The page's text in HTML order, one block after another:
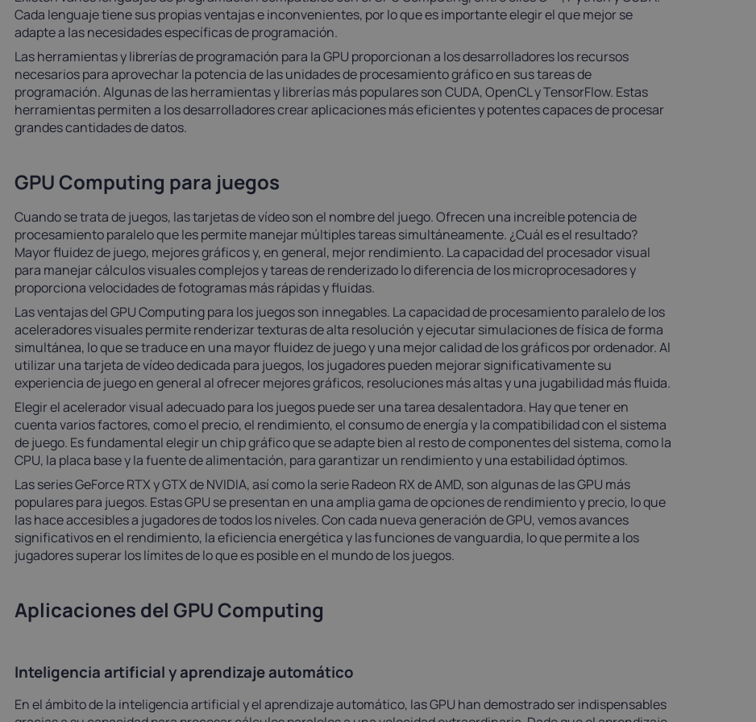
Cada lenguaje tiene sus propias ventajas e inconvenientes, por lo que es importante elegir el que mejor se
adapte a las necesidades específicas de programación.
Las herramientas y librerías de programación para la GPU proporcionan a los desarrolladores los recursos
necesarios para aprovechar la potencia de las unidades de procesamiento gráfico en sus tareas de
programación. Algunas de las herramientas y librerías más populares son CUDA, OpenCL y TensorFlow. Estas
herramientas permiten a los desarrolladores crear aplicaciones más eficientes y potentes capaces de procesar
grandes cantidades de datos.
GPU Computing para juegos
Cuando se trata de juegos, las tarjetas de vídeo son el nombre del juego. Ofrecen una increíble potencia de
procesamiento paralelo que les permite manejar múltiples tareas simultáneamente. ¿Cuál es el resultado?
Mayor fluidez de juego, mejores gráficos y, en general, mejor rendimiento. La capacidad del procesador visual
para manejar cálculos visuales complejos y tareas de renderizado lo diferencia de los microprocesadores y
proporciona velocidades de fotogramas más rápidas y fluidas.
Las ventajas del GPU Computing para los juegos son innegables. La capacidad de procesamiento paralelo de los
aceleradores visuales permite renderizar texturas de alta resolución y ejecutar simulaciones de física de forma
simultánea, lo que se traduce en una mayor fluidez de juego y una mejor calidad de los gráficos por ordenador. Al
utilizar una tarjeta de vídeo dedicada para juegos, los jugadores pueden mejorar significativamente su
experiencia de juego en general al ofrecer mejores gráficos, resoluciones más altas y una jugabilidad más fluida.
Elegir el acelerador visual adecuado para los juegos puede ser una tarea desalentadora. Hay que tener en
cuenta varios factores, como el precio, el rendimiento, el consumo de energía y la compatibilidad con el sistema
de juego. Es fundamental elegir un chip gráfico que se adapte bien al resto de componentes del sistema, como la
CPU, la placa base y la fuente de alimentación, para garantizar un rendimiento y una estabilidad óptimos.
Las series GeForce RTX y GTX de NVIDIA, así como la serie Radeon RX de AMD, son algunas de las GPU más
populares para juegos. Estas GPU se presentan en una amplia gama de opciones de rendimiento y precio, lo que
las hace accesibles a jugadores de todos los niveles. Con cada nueva generación de GPU, vemos avances
significativos en el rendimiento, la eficiencia energética y las funciones de vanguardia, lo que permite a los
jugadores superar los límites de lo que es posible en el mundo de los juegos.
Aplicaciones del GPU Computing
Inteligencia artificial y aprendizaje automático
En el ámbito de la inteligencia artificial y el aprendizaje automático, las GPU han demostrado ser indispensables